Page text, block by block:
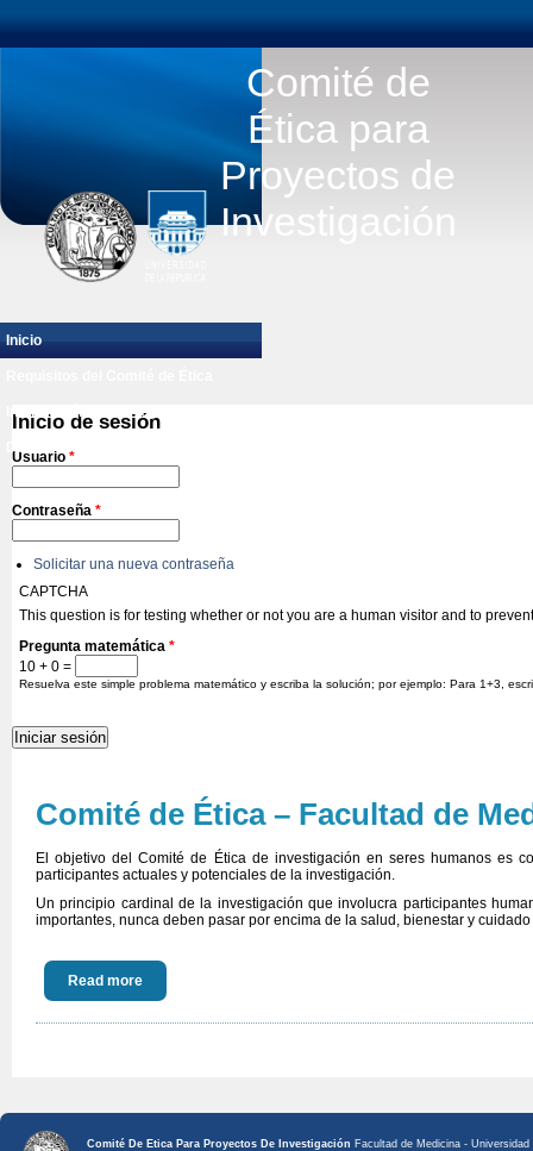
Comité de
Ética para
Proyectos de
Investigación
Inicio
Información para Proyectos
Documentos
Inicio de sesión
Usuario *
Contraseña *
Solicitar una nueva contraseña
CAPTCHA
This question is for testing whether or not you are a human visitor and to
Pregunta matemática *
10 + 0 =
Resuelva este simple problema matemático y escriba la solución; por ejemplo: Para 1+3,
Comité de Ética – Facultad de
El objetivo del Comité de Ética de investigación en seres humanos es
participantes actuales y potenciales de la investigación.
Un principio cardinal de la investigación que involucra participantes
importantes, nunca deben pasar por encima de la salud, bienestar y
Read more
Comité De Etica Para Proyectos De Investigación Facultad de Medicina - Universidad